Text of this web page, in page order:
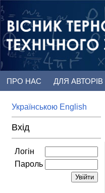
ПРО НАС ДЛЯ АВТОРІВ
Українською English
Вхід
Логін
Пароль